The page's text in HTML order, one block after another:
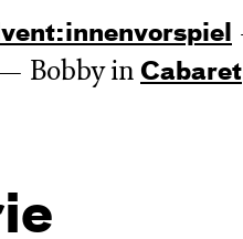
Bobby in Cabaret